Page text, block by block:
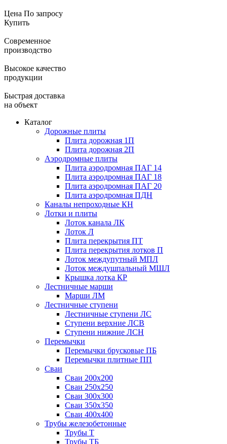
Цена По запросу
Купить
Современное
производство
Высокое качество
продукции
Быстрая доставка
на объект
Каталог
Дорожные плиты
Плита дорожная 1П
Плита дорожная 2П
Аэродромные плиты
Плита аэродромная ПАГ 14
Плита аэродромная ПАГ 18
Плита аэродромная ПАГ 20
Плита аэродромная ПДН
Каналы непроходные КН
Лотки и плиты
Лоток канала ЛК
Лоток Л
Плита перекрытия ПТ
Плита перекрытия лотков П
Лоток междупутный МПЛ
Лоток междушпальный МШЛ
Крышка лотка КР
Лестничные марши
Марши ЛМ
Лестничные ступени
Лестничные ступени ЛС
Ступени верхние ЛСВ
Ступени нижние ЛСН
Перемычки
Перемычки брусковые ПБ
Перемычки плитные ПП
Сваи
Сваи 200х200
Сваи 250х250
Сваи 300х300
Сваи 350х350
Сваи 400х400
Трубы железобетонные
Трубы Т
Трубы ТБ